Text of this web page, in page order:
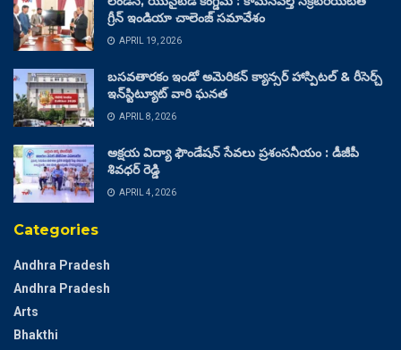
గ్రీన్ ఇండియా చాలెంజ్ సమావేశం
APRIL 19, 2026
బసవతారకం ఇండో అమెరికన్ క్యాన్సర్ హాస్పిటల్ & రీసెర్చ్
ఇన్‌స్టిట్యూట్ వారి ఘనత
APRIL 8, 2026
అక్షయ విద్యా ఫౌండేషన్ సేవలు ప్రశంసనీయం : డీజీపీ
శివధర్ రెడ్డి
APRIL 4, 2026
Categories
Andhra Pradesh
Andhra Pradesh
Arts
Bhakthi